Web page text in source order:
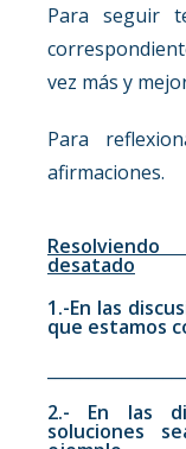
Para seguir
vez más y
Para
afirmaciones.
Resolviendo
desatado
1.-En las
que estamos
2.- En las
soluciones